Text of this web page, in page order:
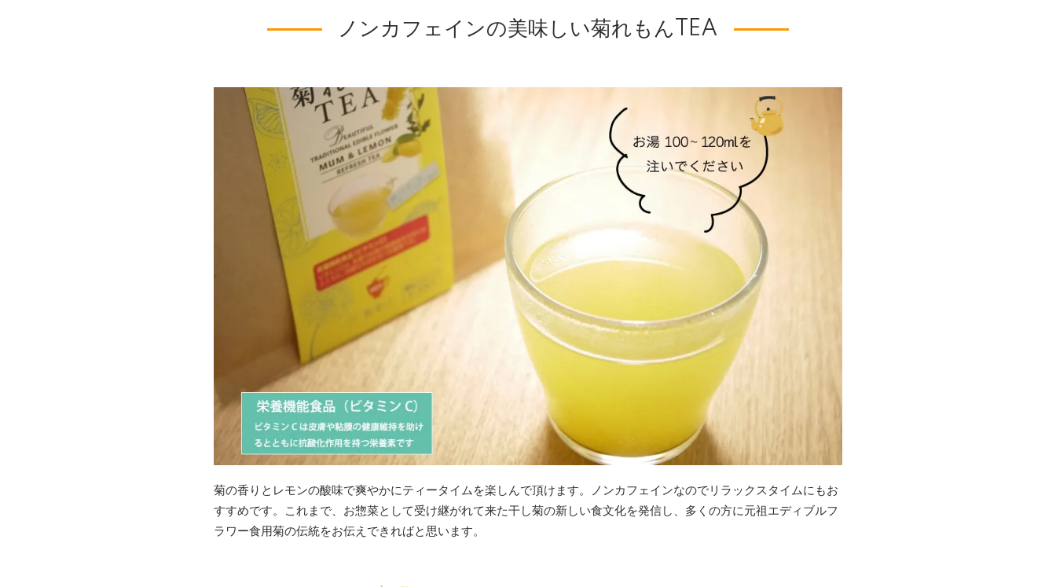
ノンカフェインの美味しい菊れもんTEA
菊の香りとレモンの酸味で爽やかにティータイムを楽しんで頂けます。ノンカフェインなのでリラックスタイムにもお
すすめです。これまで、お惣菜として受け継がれて来た干し菊の新しい食文化を発信し、多くの方に元祖エディブルフ
ラワー食用菊の伝統をお伝えできればと思います。